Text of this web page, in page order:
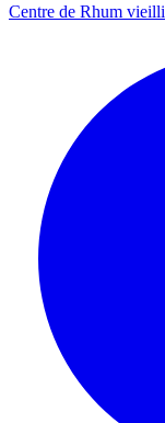
Centre de Rhum vieilli